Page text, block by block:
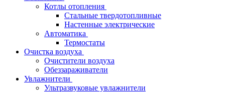
Котлы отопления
Стальные твердотопливные
Настенные электрические
Автоматика
Термостаты
Очистка воздуха
Очистители воздуха
Обеззараживатели
Увлажнители
Ультразвуковые увлажнители